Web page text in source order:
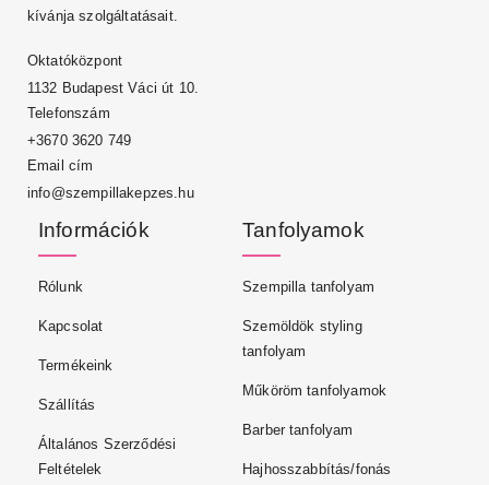
kívánja szolgáltatásait.
Oktatóközpont
1132 Budapest Váci út 10.
Telefonszám
+3670 3620 749
Email cím
info@szempillakepzes.hu
Információk
Rólunk
Kapcsolat
Termékeink
Szállítás
Általános Szerződési
Feltételek
Tanfolyamok
Szempilla tanfolyam
Szemöldök styling
tanfolyam
Műköröm tanfolyamok
Barber tanfolyam
Hajhosszabbítás/fonás